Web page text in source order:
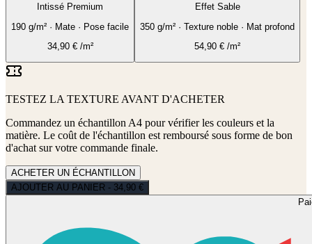
Intissé Premium
190 g/m² · Mate · Pose facile
34,90€/m²
Effet Sable
350 g/m² · Texture noble · Mat profond
54,90 € /m²
TESTEZ LA TEXTURE AVANT D'ACHETER
Commandez un échantillon A4 pour vérifier les couleurs et la
matière. Le coût de l'échantillon est remboursé sous forme de bon
d'achat sur votre commande finale.
ACHETER UN ÉCHANTILLON
AJOUTER AU PANIER - 34,90 €